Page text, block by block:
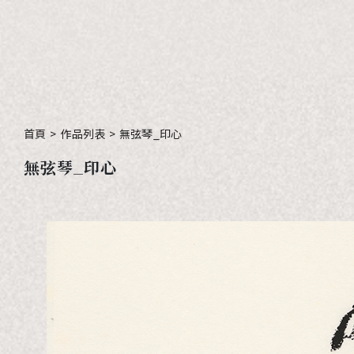
首頁 > 作品列表 > 無弦琴_印心
無弦琴_印心